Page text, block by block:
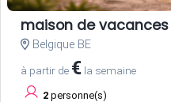
maison de
Belgique BE
à partir de € la semaine
2 personne(s)